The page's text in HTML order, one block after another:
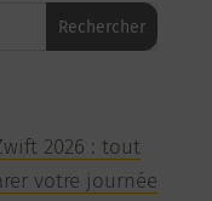
Rechercher
2026 : tout
votre journée